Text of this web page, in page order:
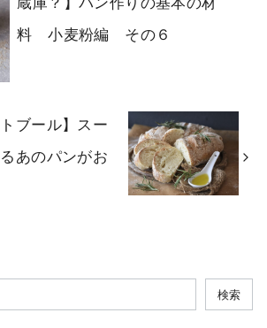
料 小麦粉編 その６
ブール】スー
あのパンがお
検索